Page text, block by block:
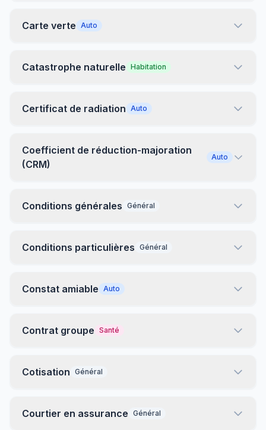
Carte verte Auto
Catastrophe naturelle Habitation
Certificat de radiation Auto
Coefficient de réduction-majoration
(CRM)
Auto
Conditions générales Général
Conditions particulières Général
Constat amiable Auto
Contrat groupe Santé
Cotisation Général
Courtier en assurance Général